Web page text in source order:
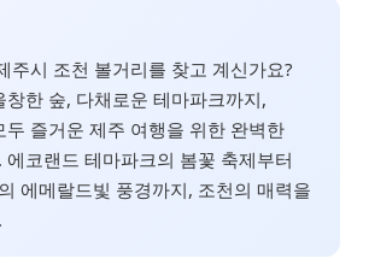
주시 조천 볼거리를 찾고 계신가요?
창한 숲, 다채로운 테마파크까지,
두 즐거운 제주 여행을 위한 완벽한
에코랜드 테마파크의 봄꽃 축제부터
에메랄드빛 풍경까지, 조천의 매력을